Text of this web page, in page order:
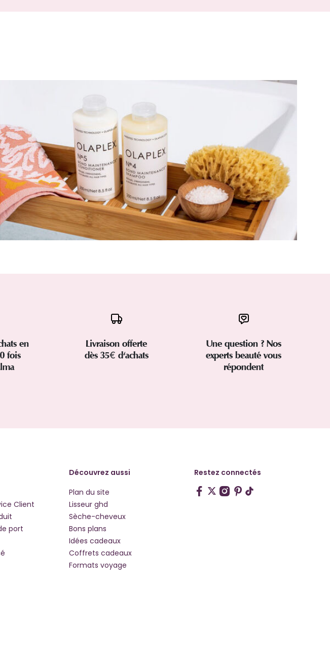
en
fois
Livraison offerte
dès 35€ d'achats
Une question ? Nos
experts beauté vous
répondent
Client
port
Découvrez aussi
Plan du site
Lisseur ghd
Sèche-cheveux
Bons plans
Idées cadeaux
Coffrets cadeaux
Formats voyage
Restez connectés